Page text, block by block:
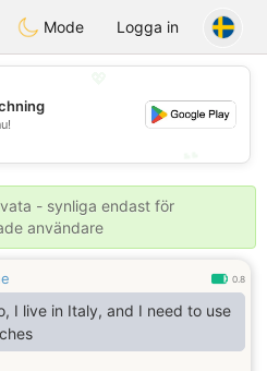
Space
Mode Logga in
- synliga endast för
användare
0.8
I live in Italy, and I need to use